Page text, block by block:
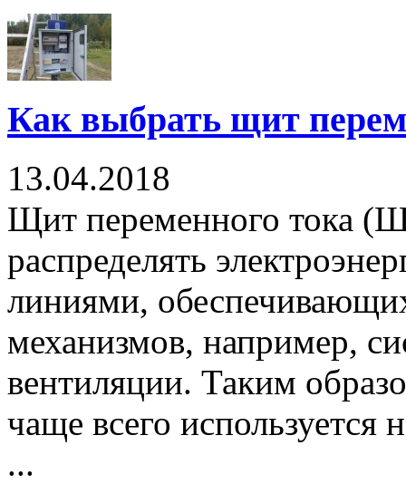
Как выбрать щит
13.04.2018
Щит переменного тока
распределять
линиями,
механизмов, например,
вентиляции. Таким
чаще всего используется
...